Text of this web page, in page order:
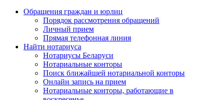
Обращения граждан и юрлиц
Порядок рассмотрения обращений
Личный прием
Прямая телефонная линия
Найти нотариуса
Нотариусы Беларуси
Нотариальные конторы
Поиск ближайшей нотариальной конторы
Онлайн запись на прием
Нотариальные конторы, работающие в